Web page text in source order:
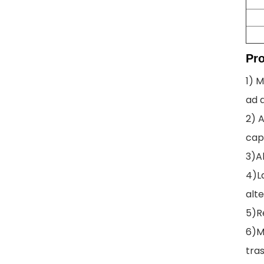
1)
ad
2)